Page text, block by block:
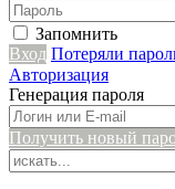
Запомнить
Вход Потеряли
Авторизация
Генерация пароля
Получить новый